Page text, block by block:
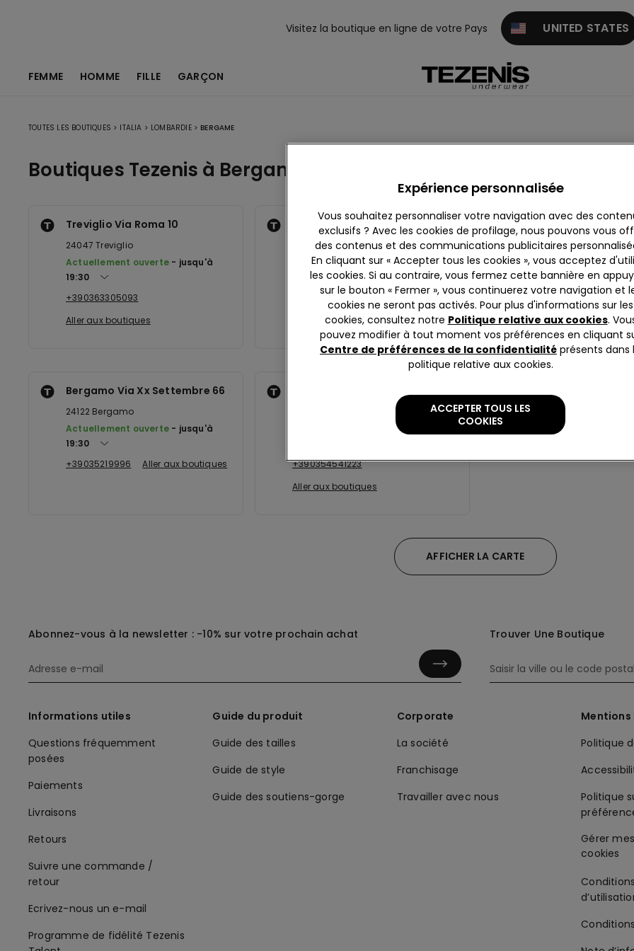
Visitez la boutique en ligne de votre Pays UNITED STATES
FEMME HOMME FILLE GARÇON
TOUTES LES BOUTIQUES > ITALIA > LOMBARDIE > BERGAME
Boutiques Tezenis à Bergame
Treviglio Via Roma 10
24047 Treviglio
Actuellement ouverte
jusqu'à
19:30
+390363305093
Aller aux boutiques
Antegnate Shopping Center
24051Antegnate
Actuellement ouverte
jusqu'à
20:30
+390363909358
Aller aux boutiques
Curno Ccle Curno (i3)
24035Curno
Actuellement ouverte
21:00
+39035460113
Aller
Bergamo Via Xx Settembre 66
24122 Bergamo
Actuellement ouverte
jusqu'à
19:30
+39035219996
Aller aux boutiques
+390354541223
Aller aux boutiques
AFFICHER LA CARTE
Abonnez-vous à la newsletter : -10% sur votre prochain achat Trouver Une Boutique
Informations utiles
Questions fréquemment
posées
Paiements
Livraisons
Retours
Suivre une commande /
retour
Ecrivez-nous un e-mail
Programme de fidélité Tezenis
Guide du produit
Guide des tailles
Guide de style
Guide des soutiens-gorge
Corporate
La société
Franchisage
Travailler avec nous
Mentions
Politique
Politique
Expérience personnalisée
Vous souhaitez personnaliser votre navigation avec des
exclusifs ? Avec les cookies de profilage, nous pouvons vous
des contenus et des communications publicitaires
En cliquant sur « Accepter tous les cookies », vous acceptez
les cookies. Si au contraire, vous fermez cette bannière en
sur le bouton « Fermer », vous continuerez votre navigation et
cookies ne seront pas activés. Pour plus d'informations sur les
cookies, consultez notre Politique relative aux cookies.
pouvez modifier à tout moment vos préférences en cliquant
Centre de préférences de la confidentialité présents dans
politique relative aux cookies.
ACCEPTER TOUS LES
COOKIES